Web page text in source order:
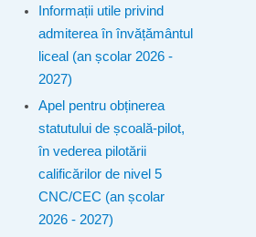
Informații utile privind
admiterea în învățământul
liceal (an școlar 2026 -
2027)
Apel pentru obținerea
statutului de școală-pilot,
în vederea pilotării
calificărilor de nivel 5
CNC/CEC (an școlar
2026 - 2027)